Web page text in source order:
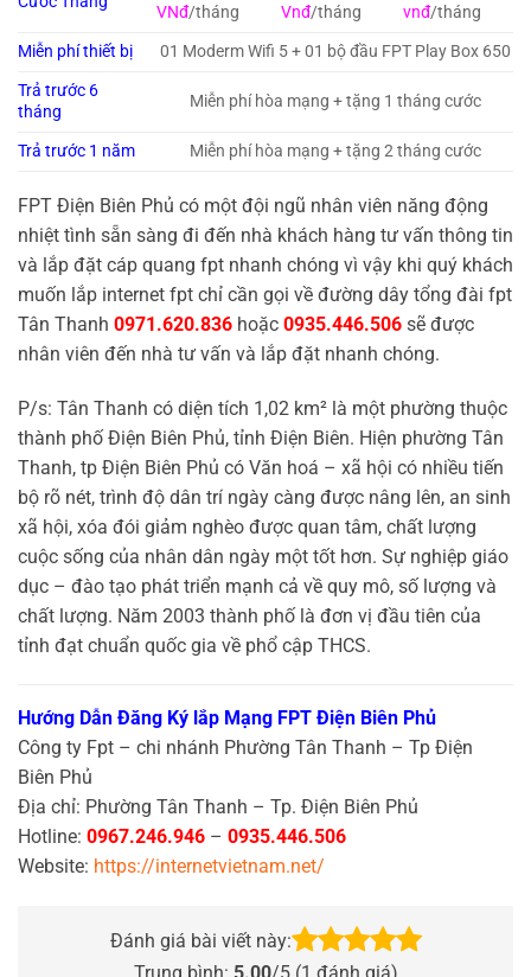
VNđ/tháng
Vnđ/tháng
vnđ/tháng
Miễn phí thiết bị
01 Moderm Wifi 5 + 01 bộ đầu FPT Play Box 650
Trả trước 6
tháng
Miễn phí hòa mạng + tặng 1 tháng cước
Trả trước 1 năm Miễn phí hòa mạng + tặng 2 tháng cước
FPT Điện Biên Phủ có một đội ngũ nhân viên năng động
nhiệt tình sẵn sàng đi đến nhà khách hàng tư vấn thông tin
và lắp đặt cáp quang fpt nhanh chóng vì vậy khi quý khách
muốn lắp internet fpt chỉ cần gọi về đường dây tổng đài fpt
Tân Thanh 0971.620.836 hoặc 0935.446.506 sẽ được
nhân viên đến nhà tư vấn và lắp đặt nhanh chóng.
P/s: Tân Thanh có diện tích 1,02 km² là một phường thuộc
thành phố Điện Biên Phủ, tỉnh Điện Biên. Hiện phường Tân
Thanh, tp Điện Biên Phủ có Văn hoá – xã hội có nhiều tiến
bộ rõ nét, trình độ dân trí ngày càng được nâng lên, an sinh
xã hội, xóa đói giảm nghèo được quan tâm, chất lượng
cuộc sống của nhân dân ngày một tốt hơn. Sự nghiệp giáo
dục – đào tạo phát triển mạnh cả về quy mô, số lượng và
chất lượng. Năm 2003 thành phố là đơn vị đầu tiên của
tỉnh đạt chuẩn quốc gia về phổ cập THCS.
Hướng Dẫn Đăng Ký lắp Mạng FPT Điện Biên Phủ
Công ty Fpt – chi nhánh Phường Tân Thanh – Tp Điện
Biên Phủ
Địa chỉ: Phường Tân Thanh – Tp. Điện Biên Phủ
Hotline: 0967.246.946 – 0935.446.506
Website: https://internetvietnam.net/
Đánh giá bài viết này: